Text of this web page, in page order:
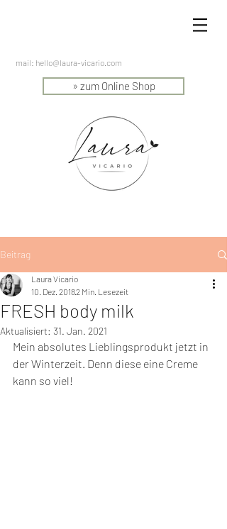
mail: hello@laura-vicario.com
» zum Online Shop
Beitrag
FRESH body milk
Laura Vicario
10. Dez. 20182 Min. Lesezeit
Aktualisiert: 31. Jan. 2021
Mein absolutes Lieblingsprodukt jetzt in
der Winterzeit. Denn diese eine Creme
kann so viel!